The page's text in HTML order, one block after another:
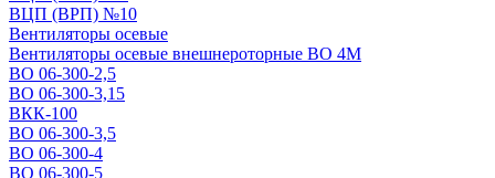
ВЦП (ВРП) №10
Вентиляторы осевые
Вентиляторы осевые внешнероторные ВО 4М
ВО 06-300-2,5
ВО 06-300-3,15
ВКК-100
ВО 06-300-3,5
ВО 06-300-4
ВО 06-300-5